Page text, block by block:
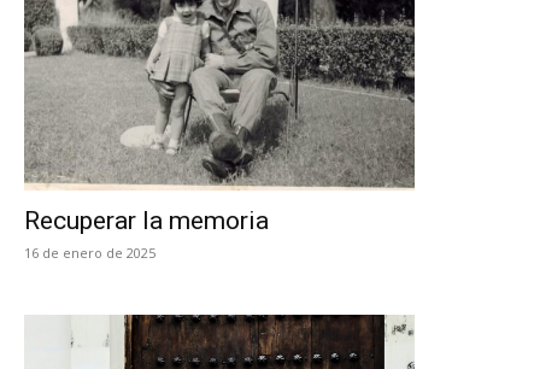
Recuperar la memoria
16 de enero de 2025